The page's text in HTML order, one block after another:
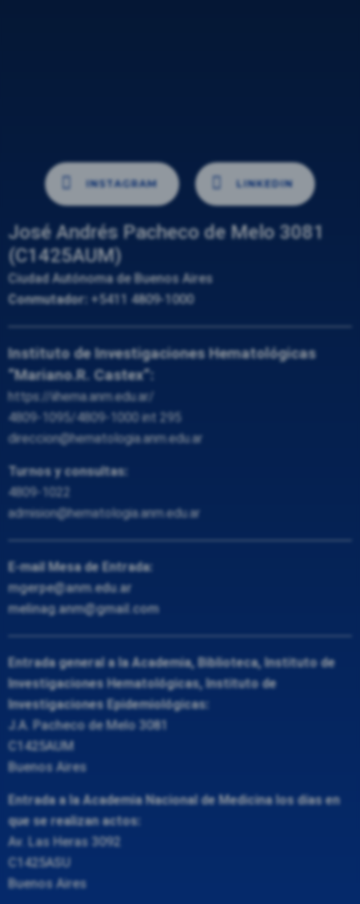
INSTAGRAM LINKEDIN
José Andrés Pacheco de Melo 3081
(C1425AUM)
Ciudad Autónoma de Buenos Aires
Conmutador: +5411 4809-1000
Instituto de Investigaciones Hematológicas
“Mariano.R. Castex”:
https://iihema.anm.edu.ar/
4809-1095/4809-1000 int 295
direccion@hematologia.anm.edu.ar
Turnos y consultas:
4809-1022
admision@hematologia.anm.edu.ar
E-mail Mesa de Entrada:
mgerpe@anm.edu.ar
melinag.anm@gmail.com
Entrada general a la Academia, Biblioteca, Instituto de
Investigaciones Hematológicas, Instituto de
Investigaciones Epidemiológicas:
J.A. Pacheco de Melo 3081
C1425AUM
Buenos Aires
Entrada a la Academia Nacional de Medicina los días en
que se realizan actos:
Av. Las Heras 3092
C1425ASU
Buenos Aires